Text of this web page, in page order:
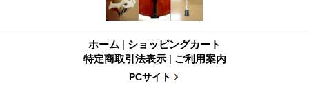
ホーム | ショッピングカート
特定商取引法表示 | ご利用案内
PCサイト